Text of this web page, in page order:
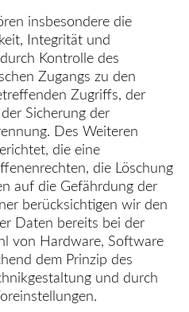
insbesondere die
Integrität und
Kontrolle des
Zugangs zu den
Zugriffs, der
Sicherung der
Des Weiteren
die eine
die Löschung
auf die Gefährdung der
berücksichtigen wir den
Daten bereits bei der
von Hardware, Software
dem Prinzip des
und durch